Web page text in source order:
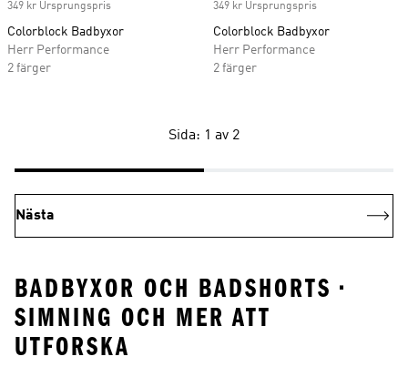
349 kr Ursprungspris
Colorblock Badbyxor
Herr Performance
2 färger
349 kr Ursprungspris
Colorblock Badbyxor
Herr Performance
2 färger
Sida: 1 av 2
Nästa
BADBYXOR OCH BADSHORTS •
SIMNING OCH MER ATT
UTFORSKA